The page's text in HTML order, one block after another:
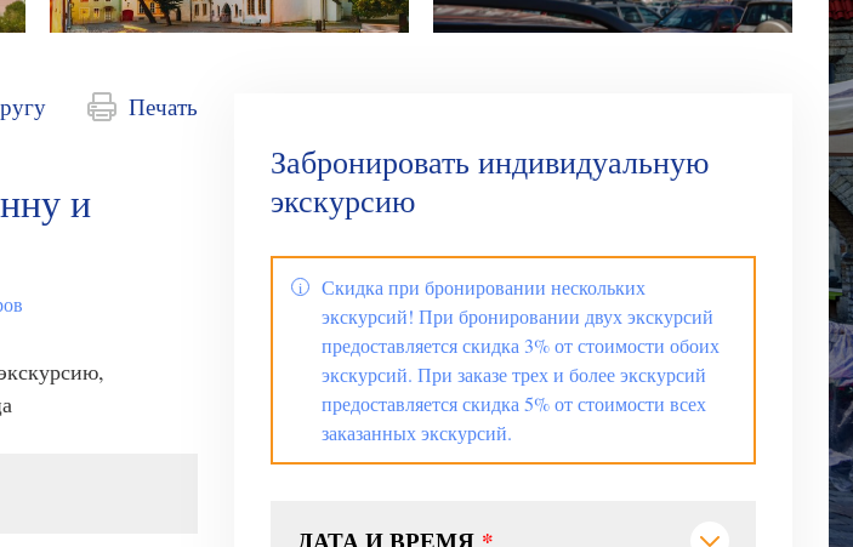
Печать
и
Забронировать индивидуальную
экскурсию
Скидка при бронировании нескольких
экскурсий! При бронировании двух экскурсий
предоставляется скидка 3% от стоимости обоих
экскурсий. При заказе трех и более экскурсий
предоставляется скидка 5% от стоимости всех
заказанных экскурсий.
ДАТА И ВРЕМЯ *